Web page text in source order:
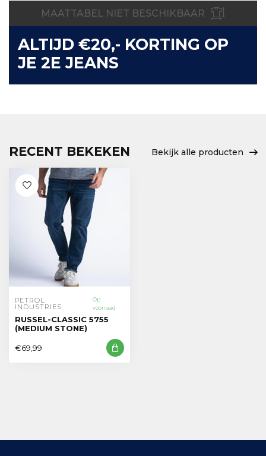
MAATTABEL NIET BESCHIKBAAR
ALTIJD €20,- KORTING OP
JE 2E JEANS
RECENT BEKEKEN Bekijk alle producten
PETROL
INDUSTRIES
Op
voorraad
RUSSEL-CLASSIC 5755
(MEDIUM STONE)
€69,99